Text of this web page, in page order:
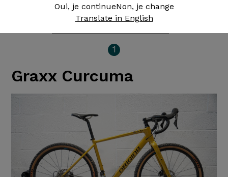
Oui, je continueNon, je change
Translate in English
1
Graxx Curcuma